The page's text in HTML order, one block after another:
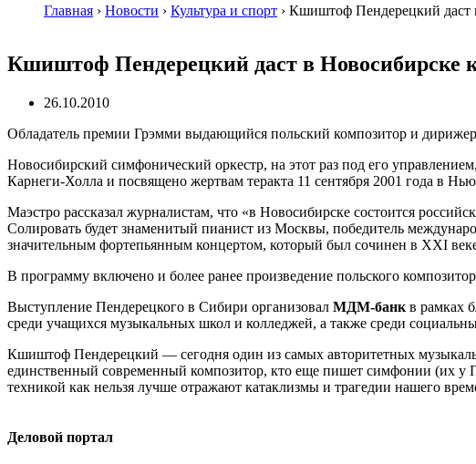
Главная › Новости › Культура и спорт › Кшиштоф Пендерецкий даст
Кшиштоф Пендерецкий даст в Новосибирске
26.10.2010
Обладатель премии Грэмми выдающийся польский композитор и
Новосибирский симфонический оркестр, на этот раз под его
Карнеги-Холла и посвящено жертвам теракта 11 сентября 2001 года в
Маэстро рассказал журналистам, что «в Новосибирске состоится
Солировать будет знаменитый пианист из Москвы, победитель
значительным фортепьянным концертом, который был сочинен в XXI
В программу включено и более ранее произведение польского
Выступление Пендерецкого в Сибири организовал МДМ-банк в рамках
среди учащихся музыкальных школ и колледжей, а также среди
Кшиштоф Пендерецкий — сегодня один из самых авторитетных
единственный современный композитор, кто еще пишет симфонии (их у
техникой как нельзя лучше отражают катаклизмы и трагедии нашего
Деловой портал